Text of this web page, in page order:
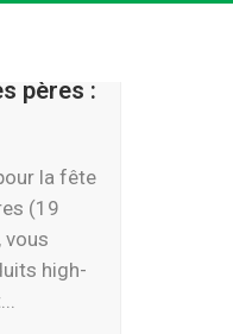
pères :
la fête
(19
vous
high-